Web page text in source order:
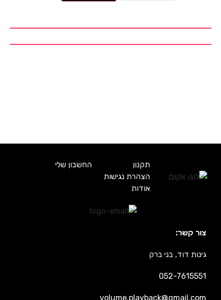
תקנון
החשבון שלי
הצהרת נגישות
אודות
צור קשר:
גינות דוד, בני ברק
052-7615551
volume.playback@gmail.com